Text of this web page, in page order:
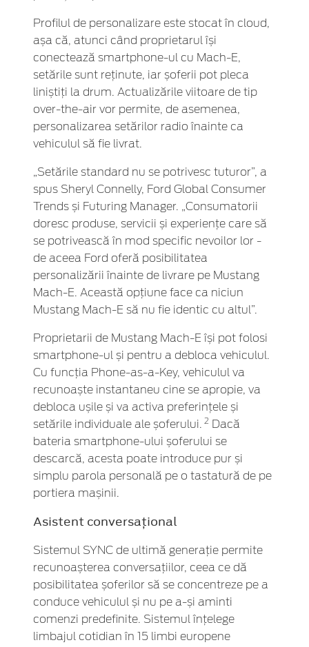
Profilul de personalizare este stocat în cloud,
așa că, atunci când proprietarul își
conectează smartphone-ul cu Mach-E,
setările sunt reținute, iar șoferii pot pleca
liniștiți la drum. Actualizările viitoare de tip
over-the-air vor permite, de asemenea,
personalizarea setărilor radio înainte ca
vehiculul să fie livrat.
„Setările standard nu se potrivesc tuturor”, a
spus Sheryl Connelly, Ford Global Consumer
Trends și Futuring Manager. „Consumatorii
doresc produse, servicii și experiențe care să
se potrivească în mod specific nevoilor lor -
de aceea Ford oferă posibilitatea
personalizării înainte de livrare pe Mustang
Mach-E. Această opțiune face ca niciun
Mustang Mach-E să nu fie identic cu altul”.
Proprietarii de Mustang Mach-E își pot folosi
smartphone-ul și pentru a debloca vehiculul.
Cu funcția Phone-as-a-Key, vehiculul va
recunoaște instantaneu cine se apropie, va
debloca ușile și va activa preferințele și
setările individuale ale șoferului. 2
Dacă
bateria smartphone-ului șoferului se
descarcă, acesta poate introduce pur și
simplu parola personală pe o tastatură de pe
portiera mașinii.
Asistent conversațional
Sistemul SYNC de ultimă generație permite
recunoașterea conversațiilor, ceea ce dă
posibilitatea șoferilor să se concentreze pe a
conduce vehiculul și nu pe a-și aminti
comenzi predefinite. Sistemul înțelege
limbajul cotidian în 15 limbi europene